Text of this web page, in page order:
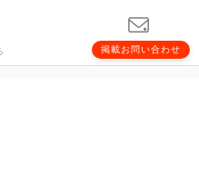
掲載お問い合わせ